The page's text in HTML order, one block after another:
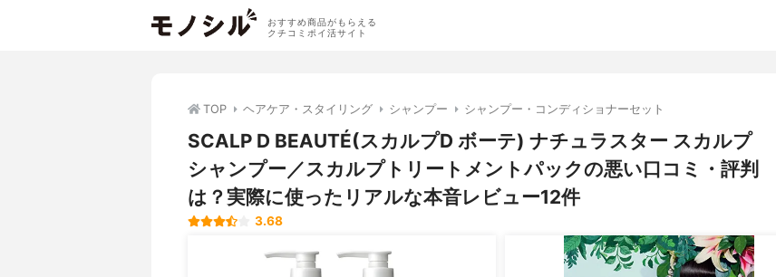
おすすめ商品がもらえる
クチコミポイ活サイト
TOP ヘアケア・スタイリング シャンプー シャンプー・コンディショナーセット
SCALP D BEAUTÉ(スカルプD ボーテ) ナチュラスター スカルプ
シャンプー／スカルプトリートメントパックの悪い口コミ・評判
は？実際に使ったリアルな本音レビュー12件
3.68